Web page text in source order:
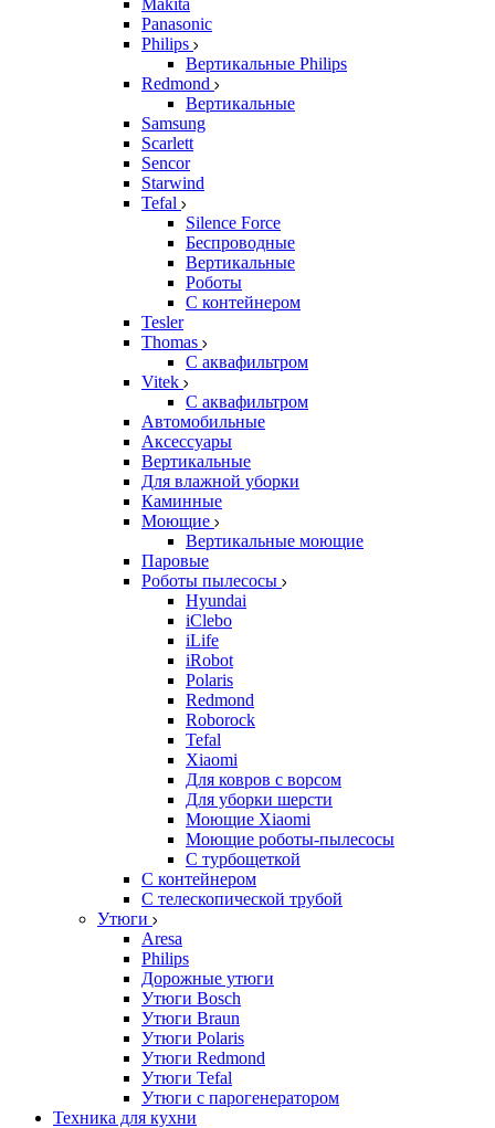
Makita
Panasonic
Philips
Вертикальные Philips
Redmond
Вертикальные
Samsung
Scarlett
Sencor
Starwind
Tefal
Silence Force
Беспроводные
Вертикальные
Роботы
С контейнером
Tesler
Thomas
С аквафильтром
Vitek
С аквафильтром
Автомобильные
Аксессуары
Вертикальные
Для влажной уборки
Каминные
Моющие
Вертикальные моющие
Паровые
Роботы пылесосы
Hyundai
iClebo
iLife
iRobot
Polaris
Redmond
Roborock
Tefal
Xiaomi
Для ковров с ворсом
Для уборки шерсти
Моющие Xiaomi
Моющие роботы-пылесосы
С турбощеткой
С контейнером
С телескопической трубой
Утюги
Aresa
Philips
Дорожные утюги
Утюги Bosch
Утюги Braun
Утюги Polaris
Утюги Redmond
Утюги Tefal
Утюги с парогенератором
Техника для кухни